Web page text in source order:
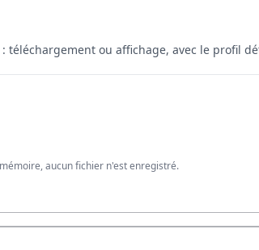
: téléchargement ou affichage, avec le profil
aucun fichier n'est enregistré.